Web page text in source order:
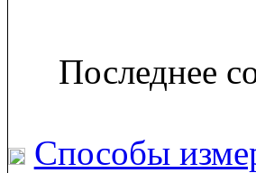
Последнее
Способы